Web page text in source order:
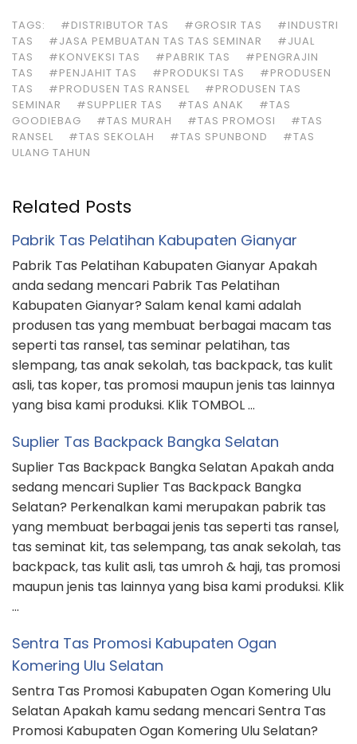
TAGS: #DISTRIBUTOR TAS #GROSIR TAS
#INDUSTRI
TAS
#JASA PEMBUATAN TAS TAS SEMINAR
#JUAL
TAS
#KONVEKSI TAS #PABRIK TAS
#PENGRAJIN
TAS
#PENJAHIT TAS #PRODUKSI TAS
#PRODUSEN
TAS
#PRODUSEN TAS RANSEL
#PRODUSEN TAS
SEMINAR
#SUPPLIER TAS #TAS ANAK
#TAS
GOODIEBAG
#TAS MURAH #TAS PROMOSI
#TAS
RANSEL
#TAS SEKOLAH #TAS SPUNBOND
#TAS
ULANG TAHUN
Related Posts
Pabrik Tas Pelatihan Kabupaten Gianyar
Pabrik Tas Pelatihan Kabupaten Gianyar Apakah
anda sedang mencari Pabrik Tas Pelatihan
Kabupaten Gianyar? Salam kenal kami adalah
produsen tas yang membuat berbagai macam tas
seperti tas ransel, tas seminar pelatihan, tas
slempang, tas anak sekolah, tas backpack, tas kulit
asli, tas koper, tas promosi maupun jenis tas lainnya
yang bisa kami produksi. Klik TOMBOL …
Suplier Tas Backpack Bangka Selatan
Suplier Tas Backpack Bangka Selatan Apakah anda
sedang mencari Suplier Tas Backpack Bangka
Selatan? Perkenalkan kami merupakan pabrik tas
yang membuat berbagai jenis tas seperti tas ransel,
tas seminat kit, tas selempang, tas anak sekolah, tas
backpack, tas kulit asli, tas umroh & haji, tas promosi
maupun jenis tas lainnya yang bisa kami produksi. Klik
…
Sentra Tas Promosi Kabupaten Ogan
Komering Ulu Selatan
Sentra Tas Promosi Kabupaten Ogan Komering Ulu
Selatan Apakah kamu sedang mencari Sentra Tas
Promosi Kabupaten Ogan Komering Ulu Selatan?